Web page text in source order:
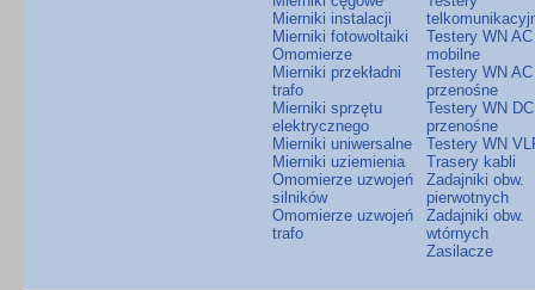
Mierniki instalacji
Mierniki fotowoltaiki
Omomierze
Mierniki przekładni
trafo
Mierniki sprzętu
elektrycznego
Mierniki uniwersalne
Mierniki uziemienia
Omomierze uzwojeń
silników
Omomierze uzwojeń
trafo
Testery WN AC
mobilne
Testery WN AC
przenośne
Testery WN DC
przenośne
Testery WN
Trasery kabli
Zadajniki obw.
pierwotnych
Zadajniki obw.
wtórnych
Zasilacze